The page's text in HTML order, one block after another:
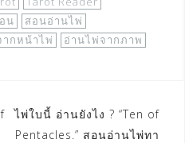
น
สอนอ่านไพ่
กหน้าไพ่
อ่านไพ่จากภาพ
ไพ่ใบนี้ อ่านยังไง ? “Ten of
Pentacles.” สอนอ่านไพ่ทา